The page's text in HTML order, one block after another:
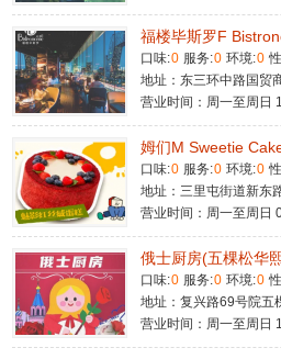
福楼毕斯罗F
口味:0 服务:0 环境:0
地址：东三环中路国贸
营业时间：周一至周日
姆们M Sweetie
口味:0 服务:0 环境:0
地址：三里屯街道新东
营业时间：周一至周日
俄士厨房(五棵松华
口味:0 服务:0 环境:0
地址：复兴路69号院五
营业时间：周一至周日